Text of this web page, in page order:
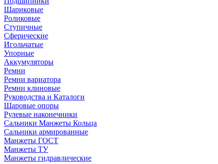
Шариковые
Роликовые
Ступичные
Сферические
Игольчатые
Упорные
Аккумуляторы
Ремни
Ремни вариатора
Ремни клиновые
Руководства и Каталоги
Шаровые опоры
Рулевые наконечники
Сальники Манжеты Кольца
Сальники армированные
Манжеты ГОСТ
Манжеты ТУ
Манжеты гидравлические